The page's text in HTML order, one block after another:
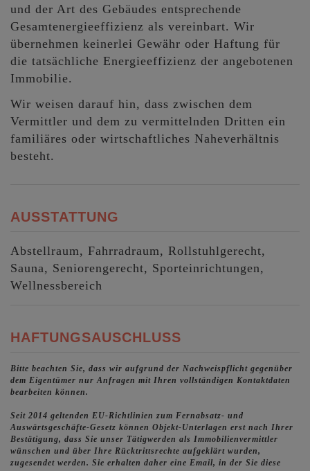
und der Art des Gebäudes entsprechende
Gesamtenergieeffizienz als vereinbart. Wir
übernehmen keinerlei Gewähr oder Haftung für
die tatsächliche Energieeffizienz der angebotenen
Immobilie.
Wir weisen darauf hin, dass zwischen dem
Vermittler und dem zu vermittelnden Dritten ein
familiäres oder wirtschaftliches Naheverhältnis
besteht.
AUSSTATTUNG
Abstellraum Fahrradraum
Rollstuhlgerecht
Sauna
Seniorengerecht
Sporteinrichtungen
Wellnessbereich
HAFTUNGSAUSCHLUSS
Bitte beachten Sie, dass wir aufgrund der Nachweispflicht gegenüber
dem Eigentümer nur Anfragen mit Ihren vollständigen Kontaktdaten
bearbeiten können.
Seit 2014 geltenden EU-Richtlinien zum Fernabsatz- und
Auswärtsgeschäfte-Gesetz können Objekt-Unterlagen erst nach Ihrer
Bestätigung, dass Sie unser Tätigwerden als Immobilienvermittler
wünschen und über Ihre Rücktrittsrechte aufgeklärt wurden,
zugesendet werden. Sie erhalten daher eine Email, in der Sie diese